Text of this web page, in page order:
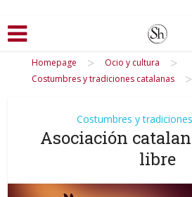
Homepage > Ocio y cultura >
Costumbres y tradiciones catalanas >
Costumbres y
Asociación
libre